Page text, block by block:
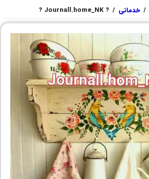
/ خدماتی /
? Journall.home_NK ?